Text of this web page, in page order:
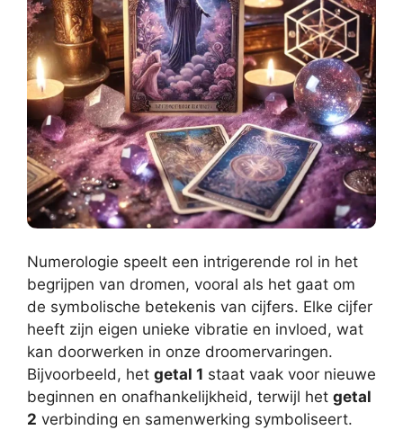
Numerologie speelt een intrigerende rol in het
begrijpen van dromen, vooral als het gaat om
de symbolische betekenis van cijfers. Elke cijfer
heeft zijn eigen unieke vibratie en invloed, wat
kan doorwerken in onze droomervaringen.
Bijvoorbeeld, het getal 1 staat vaak voor nieuwe
beginnen en onafhankelijkheid, terwijl het getal
2 verbinding en samenwerking symboliseert.